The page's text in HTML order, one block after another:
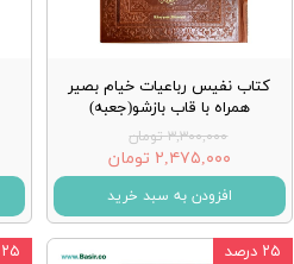
کتاب نفیس رباعیات خیام بصیر
همراه با قاب بازشو(جعبه)
۳,۳۰۰,۰۰۰ تومان
۲,۴۷۵,۰۰۰ تومان
افزودن به سبد خرید
۲۵ درصد ۲۵ درصد